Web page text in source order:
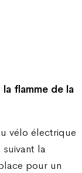
flamme de la
vélo électrique
la
pour un